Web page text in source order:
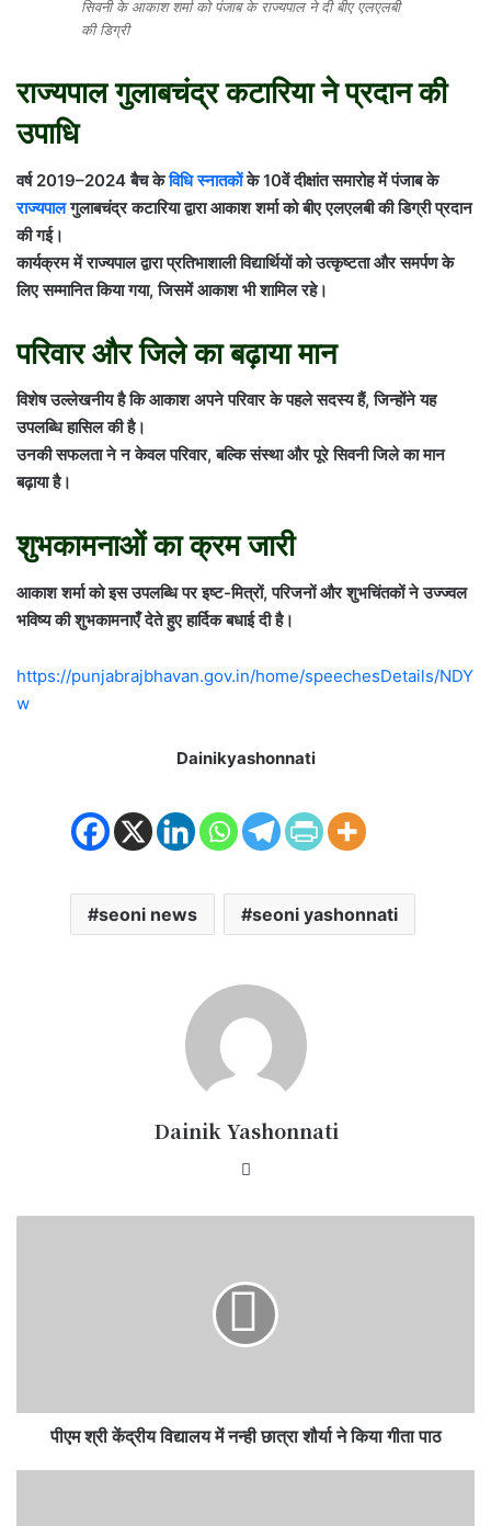
सिवनी के आकाश शर्मा को पंजाब के राज्यपाल ने दी बीए एलएलबी
की डिग्री
राज्यपाल गुलाबचंद्र कटारिया ने प्रदान की
उपाधि
वर्ष 2019–2024 बैच केविधि स्नातकोंके 10वें दीक्षांत समारोह में पंजाब के
राज्यपालगुलाबचंद्र कटारिया द्वारा आकाश शर्मा को बीए एलएलबी की डिग्री प्रदान
की गई।
कार्यक्रम में राज्यपाल द्वारा प्रतिभाशाली विद्यार्थियों को उत्कृष्टता और समर्पण के
लिए सम्मानित किया गया, जिसमें आकाश भी शामिल रहे।
परिवार और जिले का बढ़ाया मान
विशेष उल्लेखनीय है कि आकाश अपने परिवार के पहले सदस्य हैं, जिन्होंने यह
उपलब्धि हासिल की है।
उनकी सफलता ने न केवल परिवार, बल्कि संस्था और पूरे सिवनी जिले का मान
बढ़ाया है।
शुभकामनाओं का क्रम जारी
आकाश शर्मा को इस उपलब्धि पर इष्ट-मित्रों, परिजनों और शुभचिंतकों ने उज्ज्वल
भविष्य की शुभकामनाएँ देते हुए हार्दिक बधाई दी है।
https://punjabrajbhavan.gov.in/home/speechesDetails/NDY
w
Dainikyashonnati
seoni news seoni yashonnati
Dainik Yashonnati
ने
पीएम श्री केंद्रीय विद्यालय में नन्ही छात्रा शौर्या ने किया गीता पाठ